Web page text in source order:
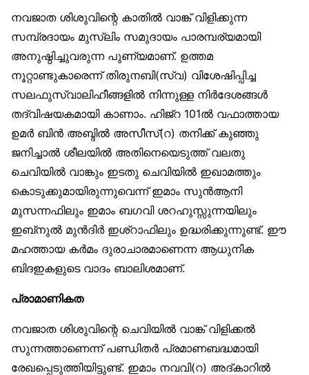
നവജാത ശിശുവിന്റെ കാതിൽ വാങ്ക് വിളിക്കുന്ന
സമ്പ്രദായം മുസ്‌ലിം സമുദായം പാരമ്പര്യമായി
അനുഷ്ഠിച്ചുവരുന്ന പുണ്യമാണ്. ഉത്തമ
നൂറ്റാണ്ടുകാരെന്ന് തിരുനബി(സ്വ) വിശേഷിപ്പിച്ച
സലഫുസ്വാലിഹീങ്ങളിൽ നിന്നുള്ള നിർദേശങ്ങൾ
തദ്വിഷയകമായി കാണാം. ഹിജ്‌റ 101ൽ വഫാത്തായ
ഉമർ ബിൻ അബ്ദിൽ അസീസ്(റ) തനിക്ക് കുഞ്ഞു
ജനിച്ചാൽ ശീലയിൽ അതിനെയെടുത്ത് വലതു
ചെവിയിൽ വാങ്കും ഇടതു ചെവിയിൽ ഇഖാമത്തും
കൊടുക്കുമായിരുന്നുവെന്ന് ഇമാം സുൻആനി
മുസന്നഫിലും ഇമാം ബഗവി ശറഹുസ്സുന്നയിലും
ഇബ്‌നുൽ മുൻദിർ ഇശ്‌റാഫിലും ഉദ്ധരിക്കുന്നുണ്ട്. ഈ
മഹത്തായ കർമം ദുരാചാരമാണെന്ന ആധുനിക
ബിദഇകളുടെ വാദം ബാലിശമാണ്.
പ്രാമാണികത
നവജാത ശിശുവിന്റെ ചെവിയിൽ വാങ്ക് വിളിക്കൽ
സുന്നത്താണെന്ന് പണ്ഡിതർ പ്രമാണബദ്ധമായി
രേഖപ്പെടുത്തിയിട്ടുണ്ട്. ഇമാം നവവി(റ) അദ്കാറിൽ